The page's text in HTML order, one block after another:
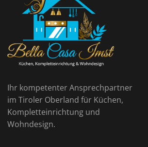
Ihr kompetenter Ansprechpartner
im Tiroler Oberland für Küchen,
Kompletteinrichtung und
Wohndesign.